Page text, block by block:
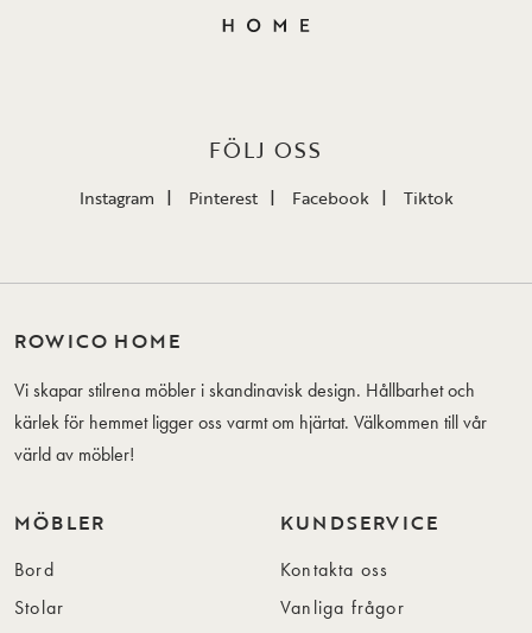
FÖLJ OSS
Instagram Pinterest Facebook Tiktok
ROWICO HOME
Vi skapar stilrena möbler i skandinavisk design. Hållbarhet och
kärlek för hemmet ligger oss varmt om hjärtat. Välkommen till vår
värld av möbler!
MÖBLER
Bord
Stolar
KUNDSERVICE
Kontakta oss
Vanliga frågor